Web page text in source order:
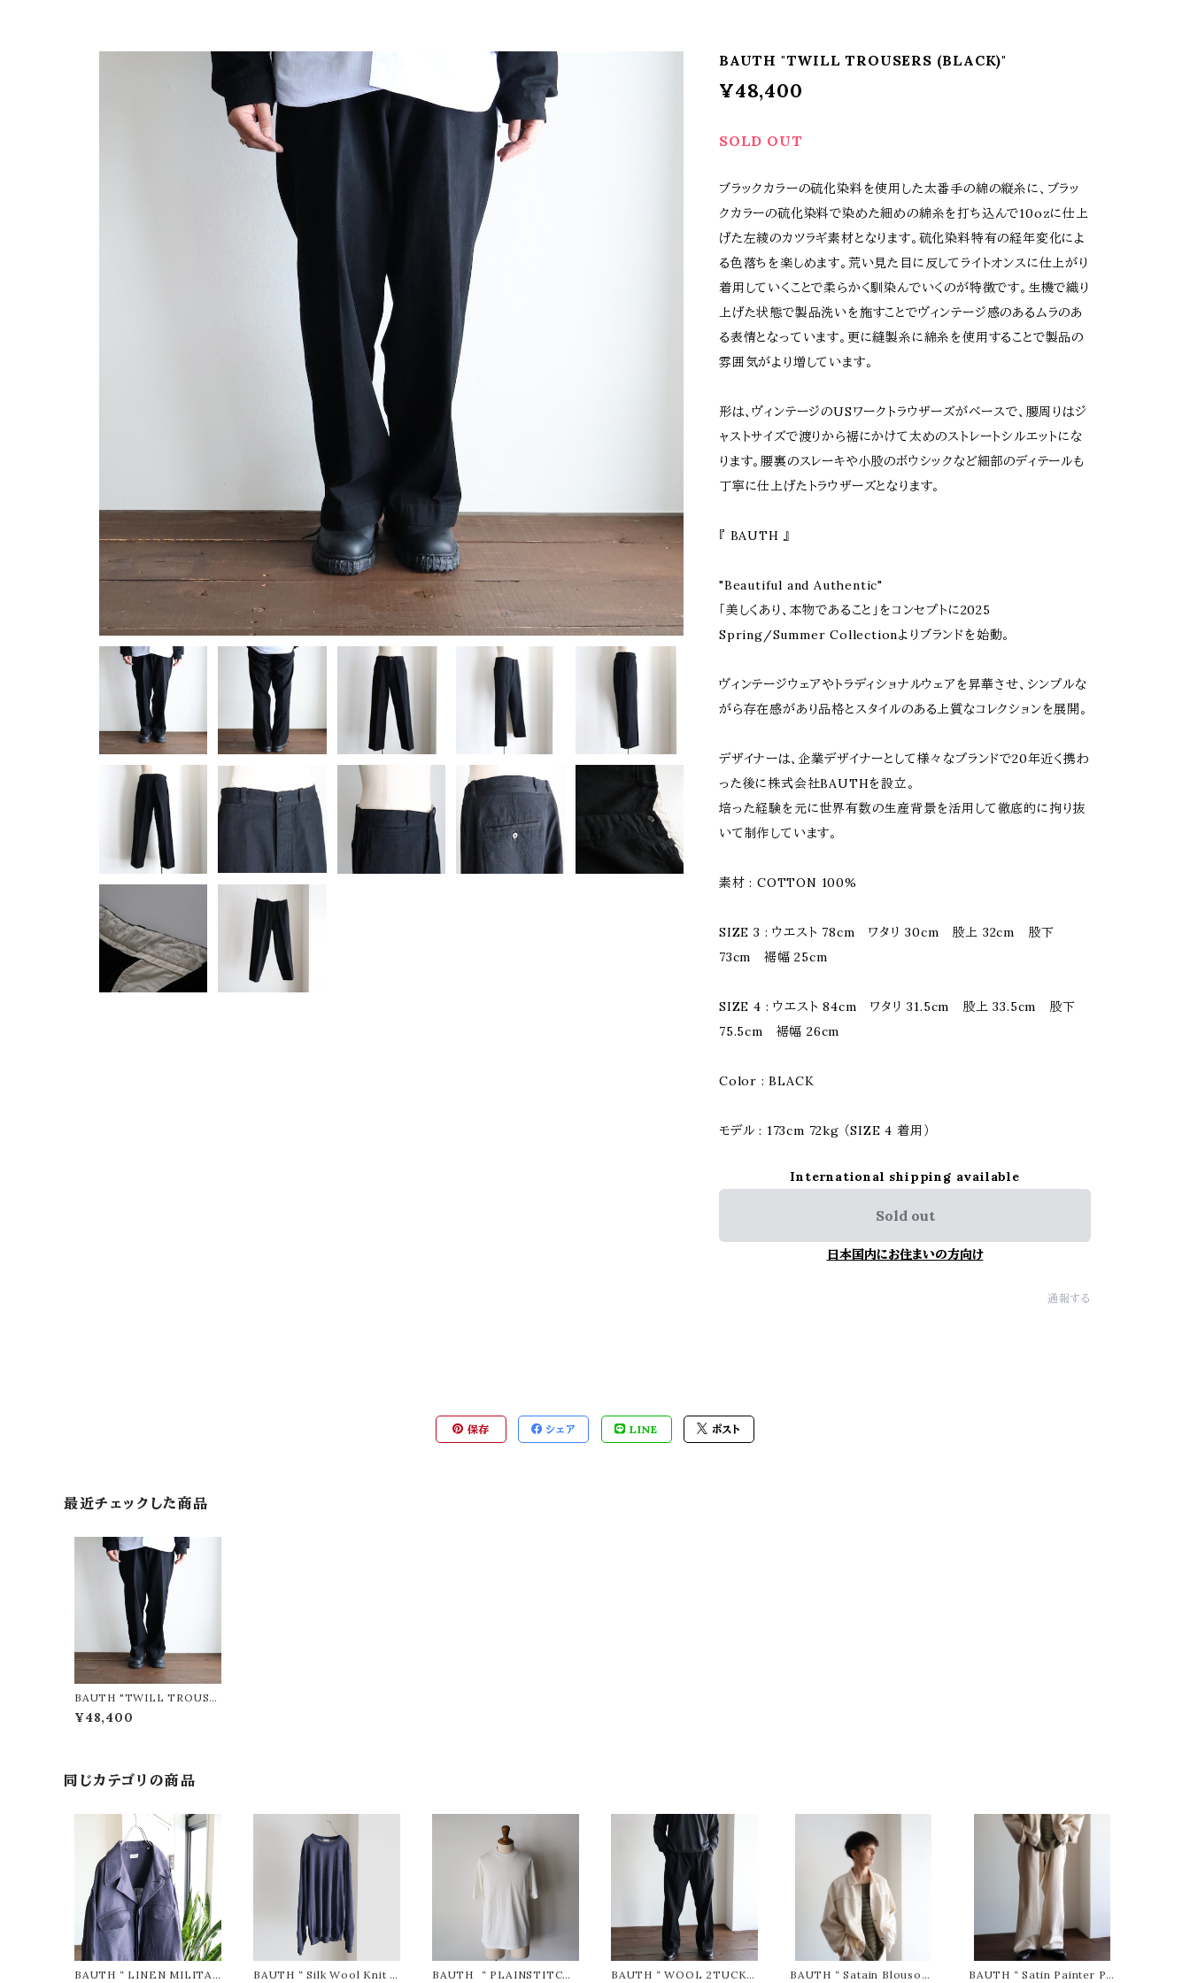
BAUTH "TWILL TROUSERS (BLACK)"
¥48,400
SOLD OUT
ブラックカラーの硫化染料を使用した太番手の綿の縦糸に、ブラッ
クカラーの硫化染料で染めた細めの綿糸を打ち込んで10ozに仕上
げた左綾のカツラギ素材となります。硫化染料特有の経年変化によ
る色落ちを楽しめます。荒い見た目に反してライトオンスに仕上がり
着用していくことで柔らかく馴染んでいくのが特徴です。生機で織り
上げた状態で製品洗いを施すことでヴィンテージ感のあるムラのあ
る表情となっています。更に縫製糸に綿糸を使用することで製品の
雰囲気がより増しています。
形は、ヴィンテージのUSワークトラウザーズがベースで、腰周りはジ
ャストサイズで渡りから裾にかけて太めのストレートシルエットにな
ります。腰裏のスレーキや小股のボウシックなど細部のディテールも
丁寧に仕上げたトラウザーズとなります。
『 BAUTH 』
"Beautiful and Authentic"
「美しくあり、本物であること」をコンセプトに2025
Spring/Summer Collectionよりブランドを始動。
ヴィンテージウェアやトラディショナルウェアを昇華させ、シンプルな
がら存在感があり品格とスタイルのある上質なコレクションを展開。
デザイナーは、企業デザイナーとして様々なブランドで20年近く携わ
った後に株式会社BAUTHを設立。
培った経験を元に世界有数の生産背景を活用して徹底的に拘り抜
いて制作しています。
素材 : COTTON 100%
SIZE 3 : ウエスト 78cm ワタリ 30cm 股上 32cm 股下
73cm 裾幅 25cm
SIZE 4 : ウエスト 84cm ワタリ 31.5cm 股上 33.5cm 股下
75.5cm 裾幅 26cm
Color : BLACK
モデル : 173cm 72kg （SIZE 4 着用）
International shipping available
Sold out
日本国内にお住まいの方向け
通報する
保存 シェア LINE ポスト
最近チェックした商品
BAUTH "TWILL TROUSE
RS (BLACK)"
¥48,400
同じカテゴリの商品
BAUTH “ LINEN MILITAR
BAUTH “ Silk Wool Knit (
BAUTH “ PLAINSTITCH
BAUTH “ WOOL 2TUCK
BAUTH “ Satain Blouson (
BAUTH “ Satin Painter Pa